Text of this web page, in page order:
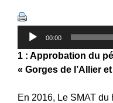
Lecteur
audio
00:00
1 : Approbation du
« Gorges de l’Allier
En 2016, Le SMAT